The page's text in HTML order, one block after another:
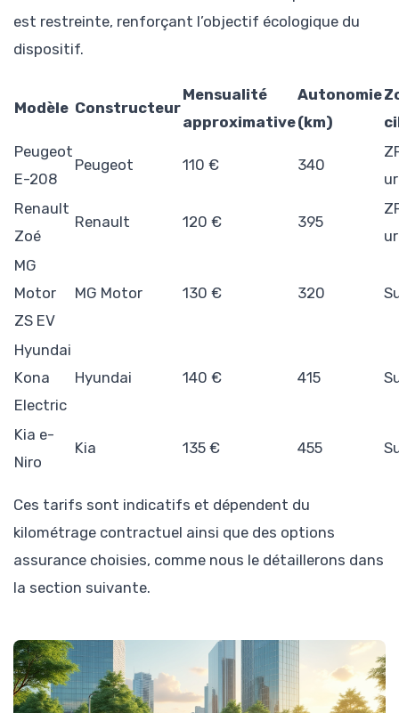
est restreinte, renforçant l’objectif écologique du
dispositif.
Modèle Constructeur
Mensualité
approximative
Autonomie
(km)
Peugeot
E-208
Peugeot 110 € 340
Renault
Zoé
Renault 120 € 395
MG
Motor
ZS EV
MG Motor 130 € 320
Hyundai
Kona
Electric
Hyundai 140 € 415
Kia e-
Niro
Kia 135 € 455
Ces tarifs sont indicatifs et dépendent du
kilométrage contractuel ainsi que des options
assurance choisies, comme nous le détaillerons dans
la section suivante.